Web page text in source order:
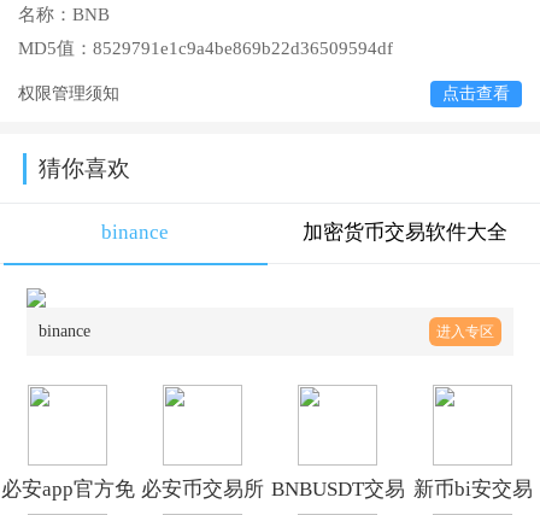
名称： BNB
MD5值： 8529791e1c9a4be869b22d36509594df
权限管理须知 点击查看
猜你喜欢
binance 加密货币交易软件大全
binance 进入专区
必安app官方免 必安币交易所 BNBUSDT交易 新币bi安交易